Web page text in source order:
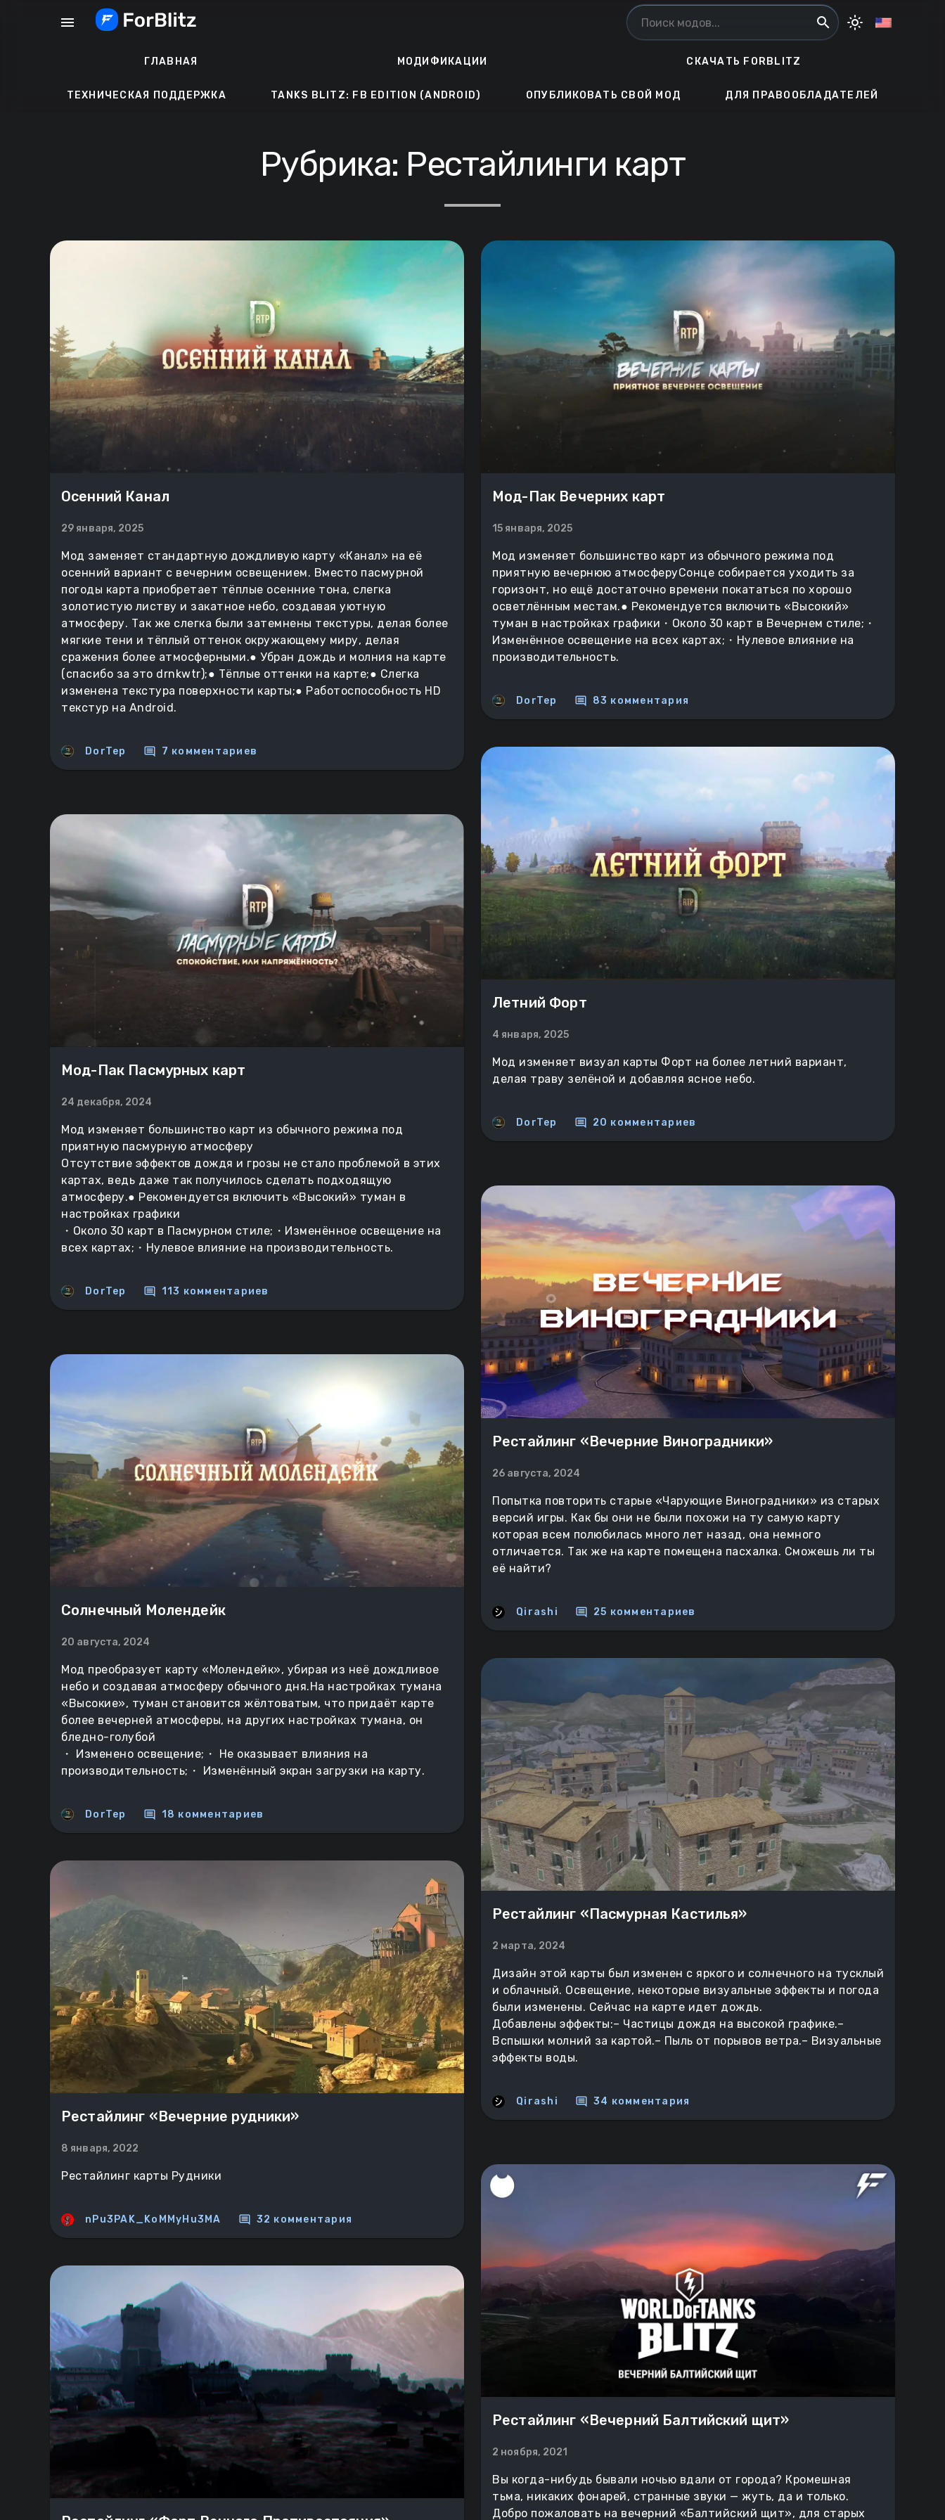
menu search light_mode
ГЛАВНАЯ МОДИФИКАЦИИ СКАЧАТЬ FORBLITZ
ТЕХНИЧЕСКАЯ ПОДДЕРЖКА TANKS BLITZ: FB EDITION (ANDROID) ОПУБЛИКОВАТЬ СВОЙ МОД ДЛЯ ПРАВООБЛАДАТЕЛЕЙ
Рубрика: Рестайлинги карт
Осенний Канал
29 января, 2025
Мод заменяет стандартную дождливую карту «Канал» на её
осенний вариант с вечерним освещением. Вместо пасмурной
погоды карта приобретает тёплые осенние тона, слегка
золотистую листву и закатное небо, создавая уютную
атмосферу. Так же слегка были затемнены текстуры, делая более
мягкие тени и тёплый оттенок окружающему миру, делая
сражения более атмосферными.● Убран дождь и молния на карте
(спасибо за это drnkwtr);● Тёплые оттенки на карте;● Слегка
изменена текстура поверхности карты;● Работоспособность HD
текстур на Android.
DorTep comment 7 комментариев
Мод-Пак Вечерних карт
15 января, 2025
Мод изменяет большинство карт из обычного режима под
приятную вечернюю атмосферуСонце собирается уходить за
горизонт, но ещё достаточно времени покататься по хорошо
осветлённым местам.● Рекомендуется включить «Высокий»
туман в настройках графики ・Около 30 карт в Вечернем стиле; ・
Изменённое освещение на всех картах; ・Нулевое влияние на
производительность.
DorTep comment 83 комментария
Летний Форт
4 января, 2025
Мод изменяет визуал карты Форт на более летний вариант,
делая траву зелёной и добавляя ясное небо.
DorTep comment 20 комментариев
Мод-Пак Пасмурных карт
24 декабря, 2024
Мод изменяет большинство карт из обычного режима под
приятную пасмурную атмосферу
Отсутствие эффектов дождя и грозы не стало проблемой в этих
картах, ведь даже так получилось сделать подходящую
атмосферу.● Рекомендуется включить «Высокий» туман в
настройках графики
・Около 30 карт в Пасмурном стиле;・Изменённое освещение на
всех картах;・Нулевое влияние на производительность.
DorTep comment 113 комментариев
Рестайлинг «Вечерние Виноградники»
26 августа, 2024
Попытка повторить старые «Чарующие Виноградники» из старых
версий игры. Как бы они не были похожи на ту самую карту
которая всем полюбилась много лет назад, она немного
отличается. Так же на карте помещена пасхалка. Сможешь ли ты
её найти?
Qirashi comment 25 комментариев
Солнечный Молендейк
20 августа, 2024
Мод преобразует карту «Молендейк», убирая из неё дождливое
небо и создавая атмосферу обычного дня.На настройках тумана
«Высокие», туман становится жёлтоватым, что придаёт карте
более вечерней атмосферы, на других настройках тумана, он
бледно-голубой
・ Изменено освещение;・ Не оказывает влияния на
производительность;・ Изменённый экран загрузки на карту.
DorTep comment 18 комментариев
Рестайлинг «Пасмурная Кастилья»
2 марта, 2024
Дизайн этой карты был изменен с яркого и солнечного на тусклый
и облачный. Освещение, некоторые визуальные эффекты и погода
были изменены. Сейчас на карте идет дождь.
Добавлены эффекты:– Частицы дождя на высокой графике.–
Вспышки молний за картой.– Пыль от порывов ветра.– Визуальные
эффекты воды.
Qirashi comment 34 комментария
Рестайлинг «Вечерние рудники»
8 января, 2022
Рестайлинг карты Рудники
nPu3PAK_KoMMyHu3MA comment 32 комментария
Рестайлинг «Вечерний Балтийский щит»
2 ноября, 2021
Вы когда-нибудь бывали ночью вдали от города? Кромешная
тьма, никаких фонарей, странные звуки — жуть, да и только.
Добро пожаловать на вечерний «Балтийский щит», для старых